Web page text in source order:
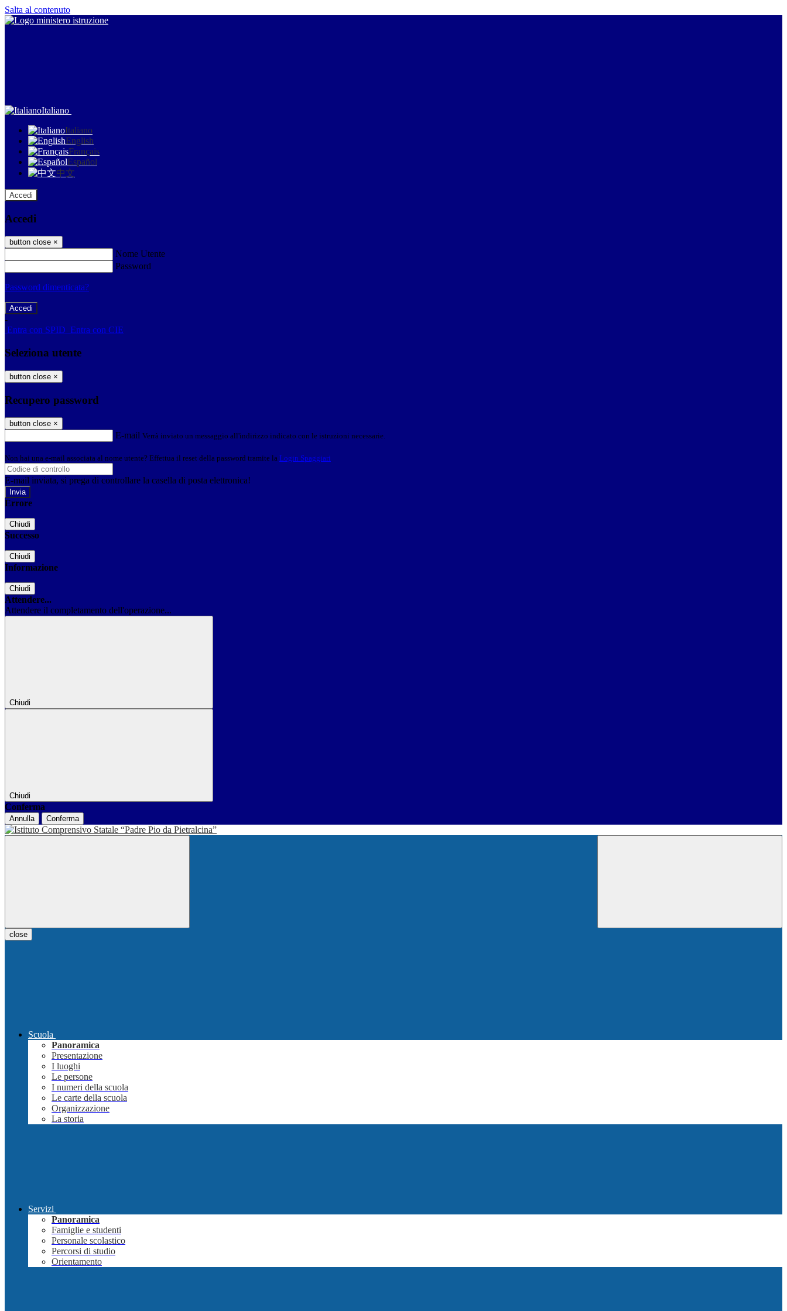
Salta al contenuto
Italiano
Italiano
English
Français
Español
中文
Accedi
Accedi
button close ×
Nome Utente
Password
Password dimenticata?
-
Entra con SPID Entra con CIE
Seleziona utente
button close ×
Recupero password
button close ×
E-mail Verrà inviato un messaggio all'indirizzo indicato con le istruzioni necessarie.
Non hai una e-mail associata al nome utente? Effettua il reset della password tramite la Login Spaggiari
E-mail inviata, si prega di controllare la casella di posta elettronica!
Errore
Chiudi
Successo
Chiudi
Informazione
Chiudi
Attendere...
Attendere il completamento dell'operazione...
Chiudi
Chiudi
Conferma
Annulla Conferma
close
Scuola
Panoramica
Presentazione
I luoghi
Le persone
I numeri della scuola
Le carte della scuola
Organizzazione
La storia
Servizi
Panoramica
Famiglie e studenti
Personale scolastico
Percorsi di studio
Orientamento